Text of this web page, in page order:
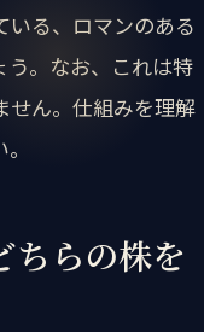
いる、ロマンのある
う。なお、これは特
せん。仕組みを理解
らの株を